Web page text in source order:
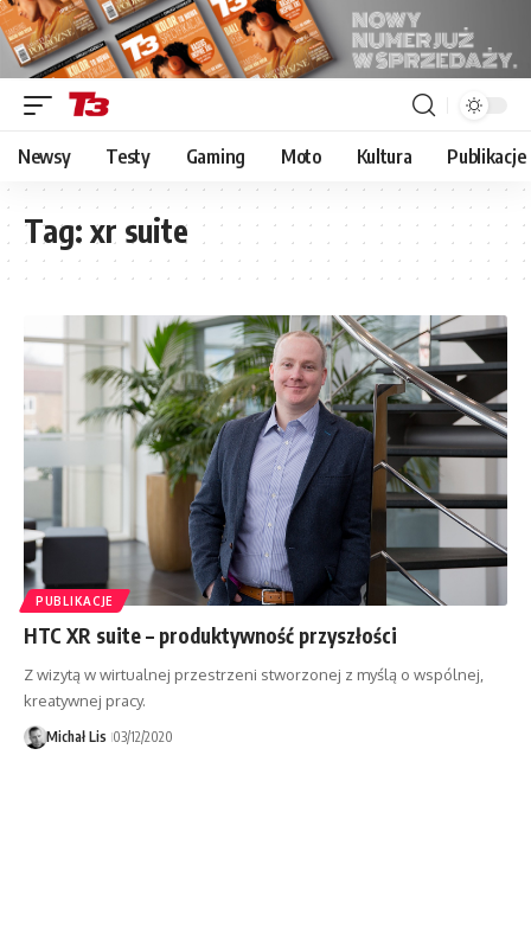
Newsy Testy Gaming Moto Kultura Publikacje
Tag: xr suite
PUBLIKACJE
HTC XR suite – produktywność przyszłości
Z wizytą w wirtualnej przestrzeni stworzonej z myślą o wspólnej,
kreatywnej pracy.
Michał Lis 03/12/2020